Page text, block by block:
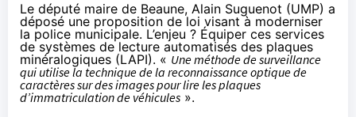
Le député maire de Beaune, Alain Suguenot (UMP) a
déposé une proposition de loi visant à moderniser
la police municipale. L’enjeu ? Équiper ces services
de systèmes de lecture automatisés des plaques
minéralogiques (LAPI). « Une méthode de surveillance
qui utilise la technique de la reconnaissance optique de
caractères sur des images pour lire les plaques
d’immatriculation de véhicules ».